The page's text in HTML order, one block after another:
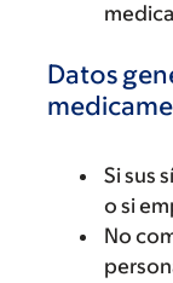
Datos
Si sus
o si
No